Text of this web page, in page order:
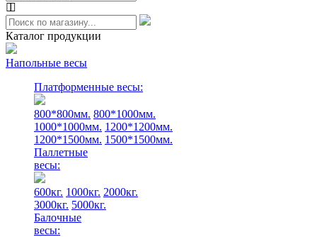
Каталог продукции
Напольные весы
Платформенные весы:
800*800мм. 800*1000мм.
1000*1000мм. 1200*1200мм.
1200*1500мм. 1500*1500мм.
Паллетные
весы:
600кг. 1000кг. 2000кг.
3000кг. 5000кг.
Балочные
весы: